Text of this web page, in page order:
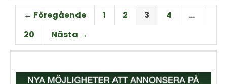
startgivan för fodermajs.
Det skulle kunna leda till
mindre övergödning och att
odlaren sparar pengar.
Bengtsson berätta mer om
sin studie bland 570
lantbrukare,
åkare.
← Föregående 1 2 3 4
…
20
Nästa →